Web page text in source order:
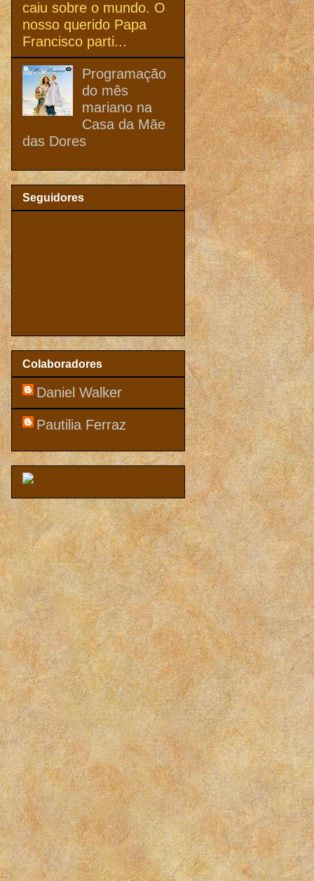
caiu sobre o mundo. O
nosso querido Papa
Francisco parti...
Programação
do mês
mariano na
Casa da Mãe
das Dores
Seguidores
Colaboradores
Daniel Walker
Pautilia Ferraz